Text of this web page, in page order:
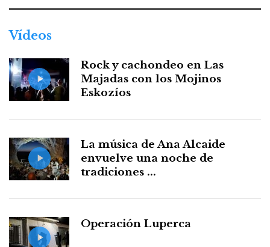
Vídeos
Rock y cachondeo en Las
Majadas con los Mojinos
Eskozíos
La música de Ana Alcaide
envuelve una noche de
tradiciones ...
Operación Luperca